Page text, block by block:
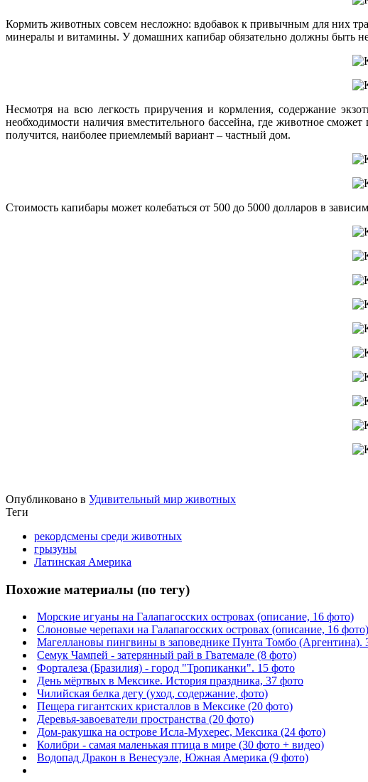
Кормить животных совсем несложно: вдобавок к привычным для них
минералы и витамины. У домашних капибар обязательно должны быть
Несмотря на всю легкость приручения и кормления, содержание
необходимости наличия вместительного бассейна, где животное
получится, наиболее приемлемый вариант – частный дом.
Стоимость капибары может колебаться от 500 до 5000 долларов в
Опубликовано в Удивительный мир животных
Теги
рекордсмены среди животных
грызуны
Латинская Америка
Похожие материалы (по тегу)
Морские игуаны на Галапагосских островах (описание, 16 фото)
Слоновые черепахи на Галапагосских островах (описание, 16 фото)
Магеллановы пингвины в заповеднике Пунта Томбо (Аргентина).
Семук Чампей - затерянный рай в Гватемале (8 фото)
Форталеза (Бразилия) - город "Тропиканки". 15 фото
День мёртвых в Мексике. История праздника, 37 фото
Чилийская белка дегу (уход, содержание, фото)
Пещера гигантских кристаллов в Мексике (20 фото)
Деревья-завоеватели пространства (20 фото)
Дом-ракушка на острове Исла-Мухерес, Мексика (24 фото)
Колибри - самая маленькая птица в мире (30 фото + видео)
Водопад Дракон в Венесуэле, Южная Америка (9 фото)